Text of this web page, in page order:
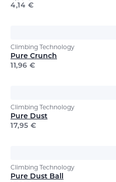
4,14 €
Climbing Technology
Pure Crunch
11,96 €
Climbing Technology
Pure Dust
17,95 €
Climbing Technology
Pure Dust Ball